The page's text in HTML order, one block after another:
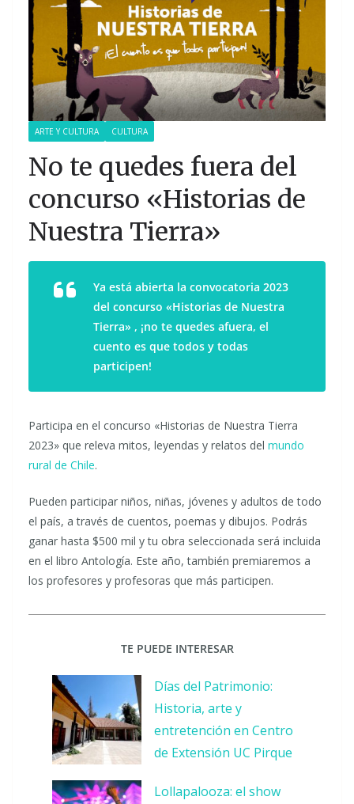
ARTE Y CULTURA CULTURA
No te quedes fuera del
concurso «Historias de
Nuestra Tierra»
Ya está abierta la convocatoria 2023
del concurso «Historias de Nuestra
Tierra» , ¡no te quedes afuera, el
cuento es que todos y todas
participen!
Participa en el concurso «Historias de Nuestra Tierra
2023» que releva mitos, leyendas y relatos del mundo
rural de Chile.
Pueden participar niños, niñas, jóvenes y adultos de todo
el país, a través de cuentos, poemas y dibujos. Podrás
ganar hasta $500 mil y tu obra seleccionada será incluida
en el libro Antología. Este año, también premiaremos a
los profesores y profesoras que más participen.
TE PUEDE INTERESAR
Días del Patrimonio:
Historia, arte y
entretención en Centro
de Extensión UC Pirque
Lollapalooza: el show